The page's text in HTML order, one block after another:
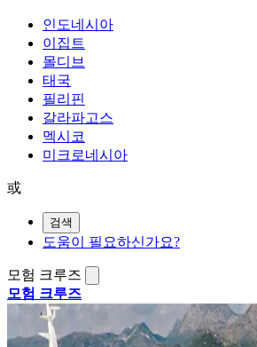
인도네시아
이집트
몰디브
태국
필리핀
갈라파고스
멕시코
미크로네시아
或
검색
도움이 필요하신가요?
모험 크루즈
모험 크루즈